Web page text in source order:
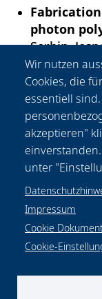
photon
Serbin,
Methoden
Will, Fabian
Pulsed
Adel, Peter
Wir nutzen
Cookies, die
essentiell
akzeptieren"
unter
Impressum
Cookie
Cookie-